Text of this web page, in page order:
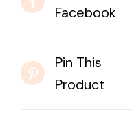
Facebook
Pin This
Product